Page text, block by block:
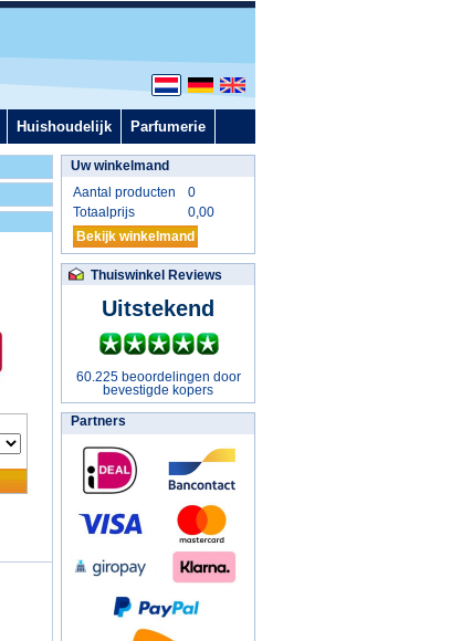
Huishoudelijk Parfumerie
Uw winkelmand
Aantal producten
0
Totaalprijs
0,00
Bekijk winkelmand
Thuiswinkel Reviews
Uitstekend
60.225 beoordelingen door
bevestigde kopers
Partners